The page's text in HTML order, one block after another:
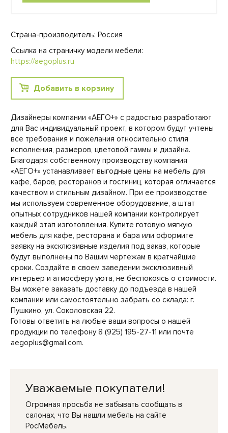
Страна-производитель: Россия
Ссылка на страничку модели мебели:
https://aegoplus.ru
Добавить в корзину
Дизайнеры компании «АЕГО+» с радостью разработают
для Вас индивидуальный проект, в котором будут учтены
все требования и пожелания относительно стиля
исполнения, размеров, цветовой гаммы и дизайна.
Благодаря собственному производству компания
«АЕГО+» устанавливает выгодные цены на мебель для
кафе, баров, ресторанов и гостиниц, которая отличается
качеством и стильным дизайном. При ее производстве
мы используем современное оборудование, а штат
опытных сотрудников нашей компании контролирует
каждый этап изготовления. Купите готовую мягкую
мебель для кафе, ресторана и бара или оформите
заявку на эксклюзивные изделия под заказ, которые
будут выполнены по Вашим чертежам в кратчайшие
сроки. Создайте в своем заведении эксклюзивный
интерьер и атмосферу уюта, не беспокоясь о стоимости.
Вы можете заказать доставку до подъезда в нашей
компании или самостоятельно забрать со склада: г.
Пушкино, ул. Соколовская 22.
Готовы ответить на любые ваши вопросы о нашей
продукции по телефону 8 (925) 195-27-11 или почте
aegoplus@gmail.com.
Уважаемые покупатели!
Огромная просьба не забывать сообщать в
салонах, что Вы нашли мебель на сайте
РосМебель.